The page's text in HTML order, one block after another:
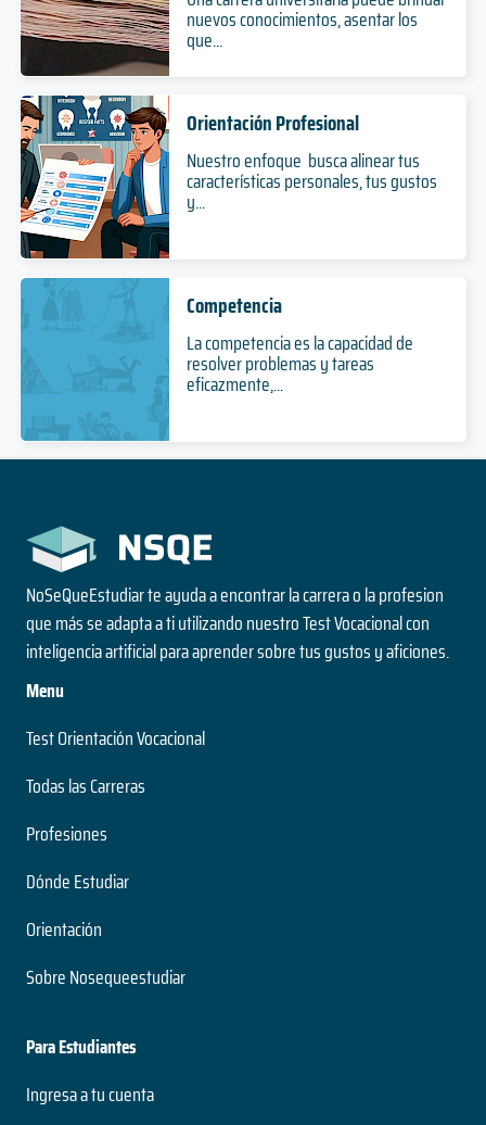
nuevos conocimientos, asentar los
que...
Orientación Profesional
Nuestro enfoque busca alinear tus
características personales, tus gustos
y...
Competencia
La competencia es la capacidad de
resolver problemas y tareas
eficazmente,...
NoSeQueEstudiar te ayuda a encontrar la carrera o la profesion
que más se adapta a ti utilizando nuestro Test Vocacional con
inteligencia artificial para aprender sobre tus gustos y aficiones.
Menu
Test Orientación Vocacional
Todas las Carreras
Profesiones
Dónde Estudiar
Orientación
Sobre Nosequeestudiar
Para Estudiantes
Ingresa a tu cuenta